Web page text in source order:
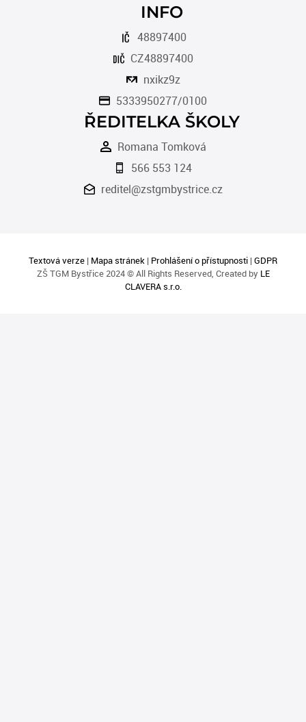
INFO
48897400
CZ48897400
nxikz9z
5333950277/0100
ŘEDITELKA ŠKOLY
Romana Tomková
566 553 124
reditel@zstgmbystrice.cz
Textová verze | Mapa stránek | Prohlášení o přístupnosti |GDPR
ZŠ TGM Bystřice 2024 © All Rights Reserved, Created by LE
CLAVERA s.r.o.